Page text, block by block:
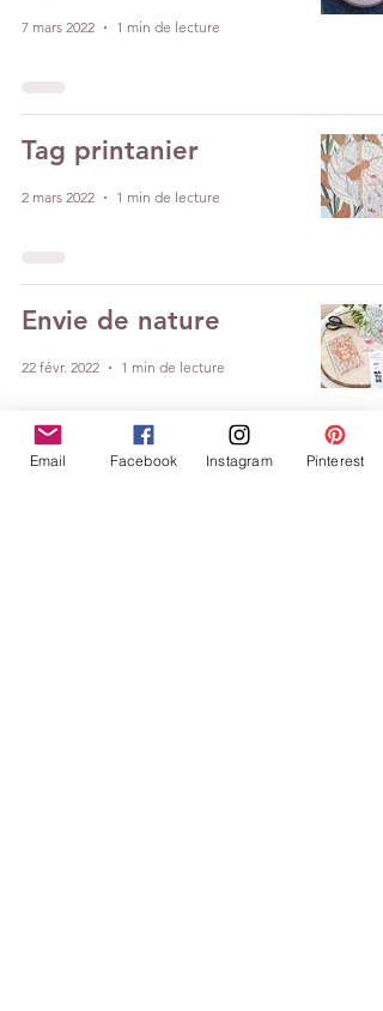
7 mars 2022 1 min de lecture
Tag printanier
2 mars 2022 1 min de lecture
Envie de nature
22 févr. 2022 1 min de lecture
Email Facebook Instagram Pinterest